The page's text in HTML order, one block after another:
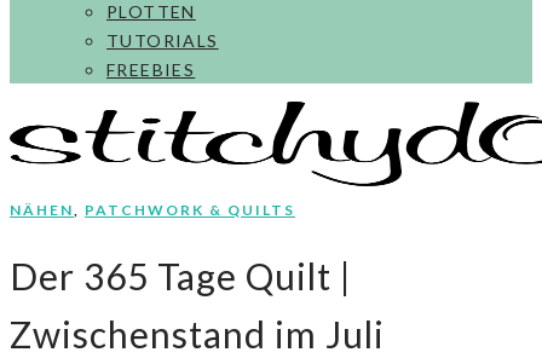
PLOTTEN
TUTORIALS
FREEBIES
NÄHEN, PATCHWORK & QUILTS
Der 365 Tage Quilt |
Zwischenstand im Juli